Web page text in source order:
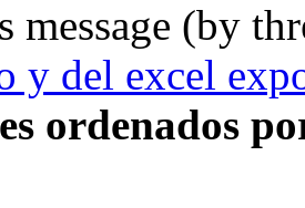
message (by
y del excel
ordenados